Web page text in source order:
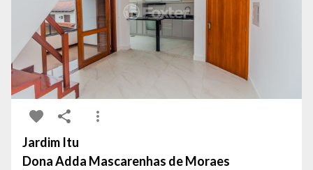
Jardim Itu
Dona Adda Mascarenhas de Moraes